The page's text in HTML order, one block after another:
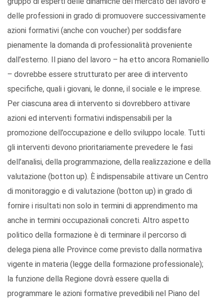
delle professioni in grado di promuovere successivamente
azioni formativi (anche con voucher) per soddisfare
pienamente la domanda di professionalità proveniente
dall’esterno. Il piano del lavoro – ha etto ancora Romaniello
– dovrebbe essere strutturato per aree di intervento
specifiche, quali i giovani, le donne, il sociale e le imprese.
Per ciascuna area di intervento si dovrebbero attivare
azioni ed interventi formativi indispensabili per la
promozione dell’occupazione e dello sviluppo locale. Tutti
gli interventi devono prioritariamente prevedere le fasi
dell’analisi, della programmazione, della realizzazione e della
valutazione (botton up). È indispensabile attivare un Centro
di monitoraggio e di valutazione (botton up) in grado di
fornire i risultati non solo in termini di apprendimento ma
anche in termini occupazionali concreti. Altro aspetto
politico della formazione è di terminare il percorso di
delega piena alle Province come previsto dalla normativa
vigente in materia (legge della formazione professionale);
la funzione della Regione dovrà essere quella di
programmare le azioni formative prevedibili nel Piano del